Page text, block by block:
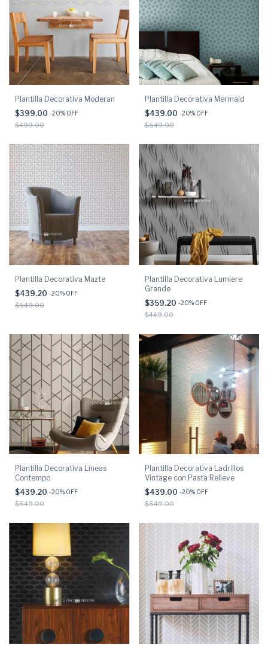
Plantilla Decorativa Moderan
$399.00 -20% OFF
$499.00
Plantilla Decorativa Mermaid
$439.00 -20% OFF
$549.00
Plantilla Decorativa Mazte
$439.20 -20% OFF
$549.00
Plantilla Decorativa Lumiere
Grande
$359.20 -20% OFF
$449.00
Plantilla Decorativa Líneas
Contempo
$439.20 -20% OFF
$549.00
Plantilla Decorativa Ladrillos
Vintage con Pasta Relieve
$439.00 -20% OFF
$549.00